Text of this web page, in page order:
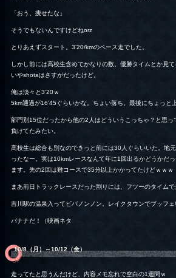
「おう、痩せたな」
そうでもないんですけどねorz
とりあえずスタート。3’20/kmのペース走でした。
しかし前には高校生含めてかなりの数。優勝タイムとか見て
いやshotaはさすがだったけど。
俺は淡々と3’20ｗ
5km通過が16’45ぐらいかな。ちょい落ち。最後にちょっと
部門別15位だったから他の2人はどういうこっちゃ？と思
負けてたみたい。
高校生は総合も別なのできっと前には30人ぐらいいた。地
ったなー。実は10kmレースなんて年に1回出るかどうかだ
ます。先の2回は難コースで35分以上かかってたけどｗｗｗ
まあ前日トラックレースだった割りには、フツーのタイムで
吉川駅の温泉入ってビバノンノン。レイクタウンでブッフェ
バナナだ！（映画ネタ
10/8（月）～10/12（金）
走ってたと思うんだけど、内容メモ忘れで空白の1週間ｗ